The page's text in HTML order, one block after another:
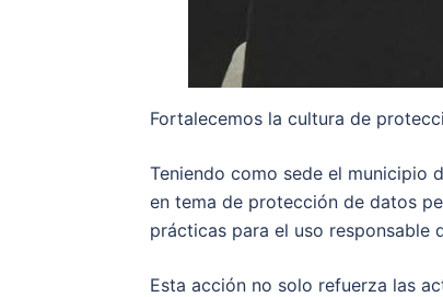
Fortalecemos la cultura de
Teniendo como sede el municipio
en tema de protección de datos
prácticas para el uso responsable
Esta acción no solo refuerza las